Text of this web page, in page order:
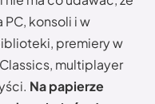
konsoli i w
premiery w
multiplayer
Na papierze